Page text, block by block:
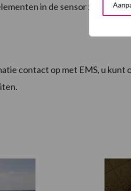
in de sensor zijn niet
contact op met EMS, u